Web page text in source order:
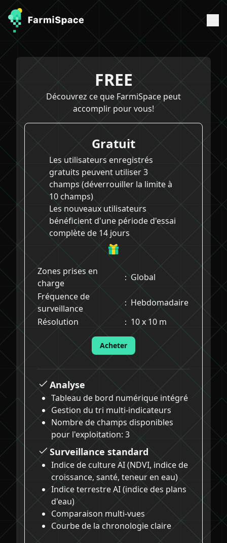
FREE
Découvrez ce que FarmiSpace peut
accomplir pour vous!
Gratuit
Les utilisateurs enregistrés
gratuits peuvent utiliser 3
champs (déverrouiller la limite à
10 champs)
Les nouveaux utilisateurs
bénéficient d'une période d'essai
complète de 14 jours
Zones prises en
charge
：Global
Fréquence de
surveillance
： Hebdomadaire
Résolution
： 10 x 10 m
Acheter
Analyse
Tableau de bord numérique intégré
Gestion du tri multi-indicateurs
Nombre de champs disponibles
pour l'exploitation: 3
Surveillance standard
Indice de culture AI (NDVI, indice de
croissance, santé, teneur en eau)
Indice terrestre AI (indice des plans
d'eau)
Comparaison multi-vues
Courbe de la chronologie claire